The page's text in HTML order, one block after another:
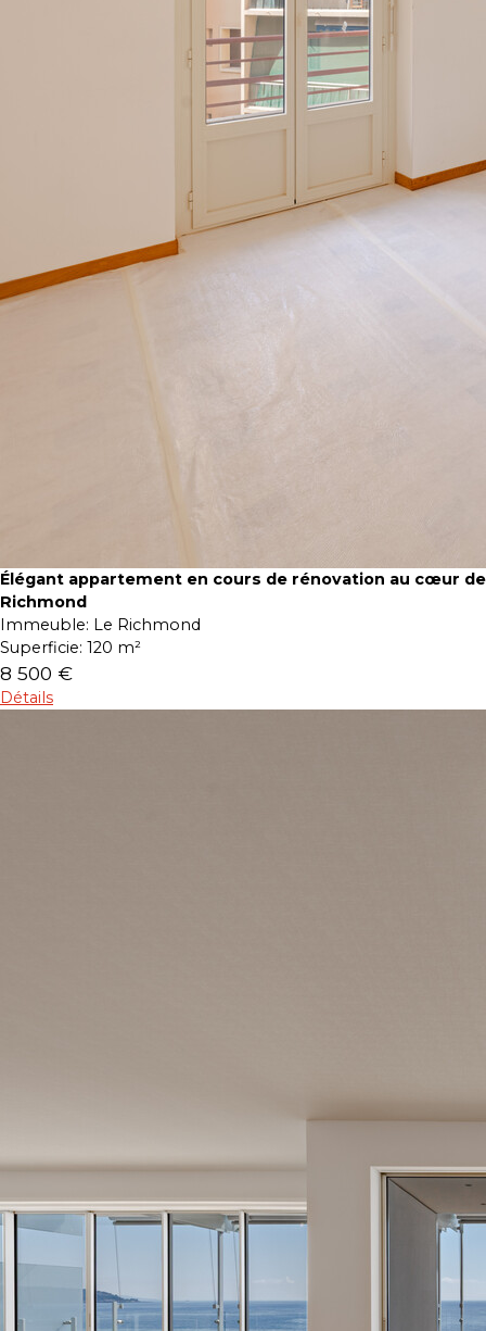
Élégant appartement en cours de rénovation au cœur de
Richmond
Immeuble: Le Richmond
Superficie: 120 m²
8 500 €
Détails